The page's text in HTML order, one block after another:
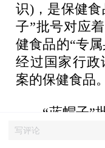
识)，是保健食
子”批号对应
健食品的“专
经过国家行政
案的保健食品。
“蓝帽子”批
含糊和猫腻。